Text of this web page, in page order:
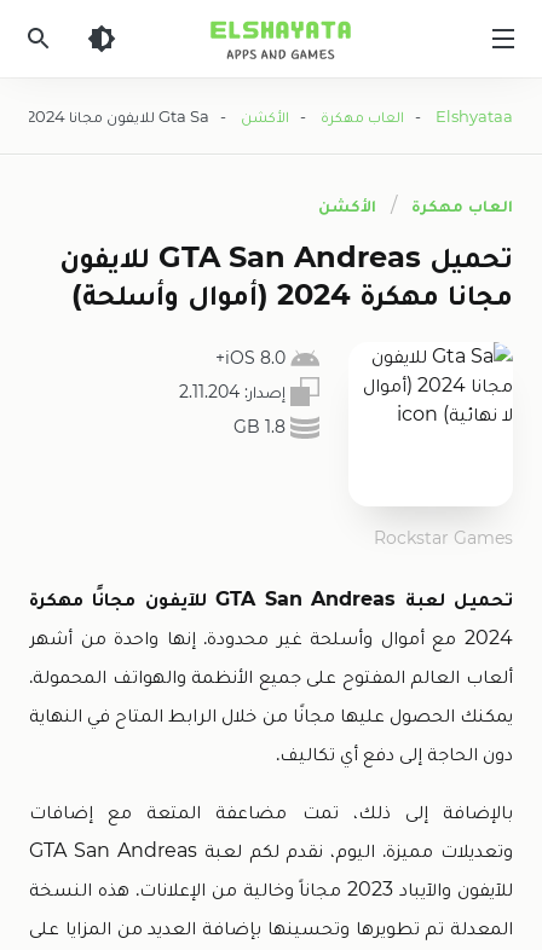
Elshyataa
- العاب مهكرة - الأكشن - Gta Sa للايفون مجانا 2024 (أموال لا نهائية)
العاب مهكرة الأكشن
تحميل GTA San Andreas للايفون
مجانا مهكرة 2024 (أموال وأسلحة)
iOS 8.0+
إصدار: 2.11.204
1.8 GB
Rockstar Games
تحميل لعبة GTA San Andreas للآيفون مجانًا مهكرة
2024 مع أموال وأسلحة غير محدودة. إنها واحدة من أشهر
ألعاب العالم المفتوح على جميع الأنظمة والهواتف المحمولة.
يمكنك الحصول عليها مجانًا من خلال الرابط المتاح في النهاية
دون الحاجة إلى دفع أي تكاليف.
بالإضافة إلى ذلك، تمت مضاعفة المتعة مع إضافات
وتعديلات مميزة. اليوم، نقدم لكم لعبة GTA San Andreas
للآيفون والآيباد 2023 مجاناً وخالية من الإعلانات. هذه النسخة
المعدلة تم تطويرها وتحسينها بإضافة العديد من المزايا على